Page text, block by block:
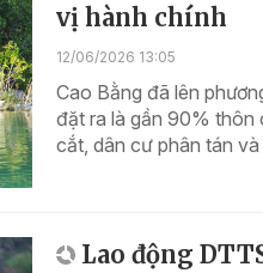
vị hành chính
12/06/2026 13:05
Cao Bằng đã lên
đặt ra là gần 90% thôn
cắt, dân cư phân tán
Lao động